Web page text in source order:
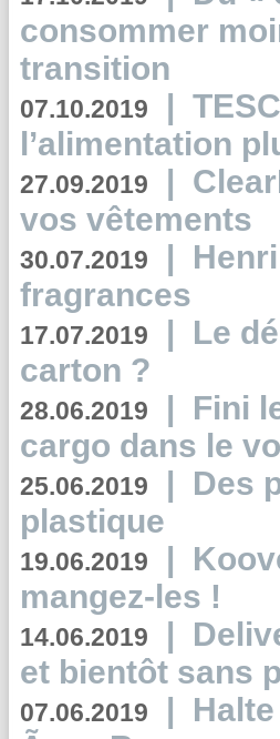
consommer
transition
07.10.2019 |
l’alimentation
27.09.2019 |
vos vêtements
30.07.2019 |
fragrances
17.07.2019 | Le
carton ?
28.06.2019 | Fini
cargo dans le
25.06.2019 | Des
plastique
19.06.2019 |
mangez-les !
14.06.2019 |
et bientôt sans
07.06.2019 |